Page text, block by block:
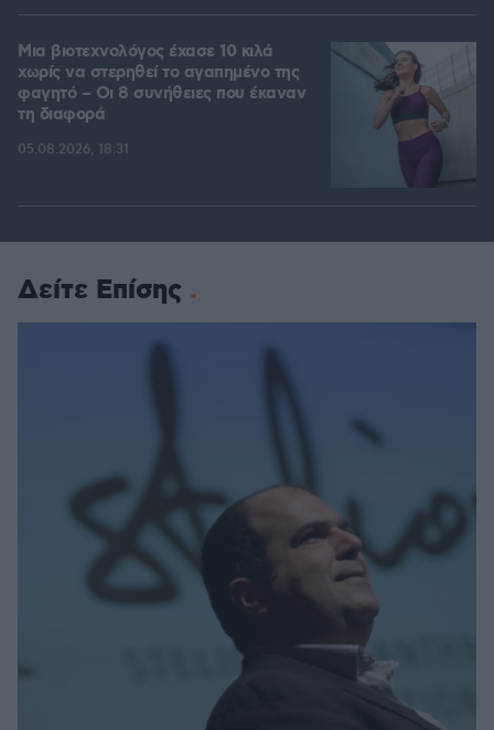
Μια βιοτεχνολόγος έχασε 10 κιλά
χωρίς να στερηθεί το αγαπημένο της
φαγητό – Οι 8 συνήθειες που έκαναν
τη διαφορά
05.08.2026, 18:31
Δείτε Επίσης